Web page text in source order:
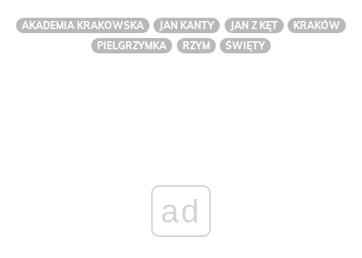
AKADEMIA KRAKOWSKA JAN KANTY JAN Z KĘT
KRAKÓW
PIELGRZYMKA
RZYM ŚWIĘTY
ad